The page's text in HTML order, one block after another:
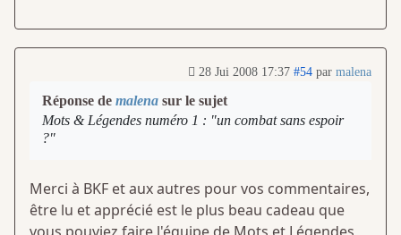
28 Jui 2008 17:37 #54 par malena
Réponse de malena sur le sujet
Mots & Légendes numéro 1 : "un combat sans espoir
?"
Merci à BKF et aux autres pour vos commentaires,
être lu et apprécié est le plus beau cadeau que